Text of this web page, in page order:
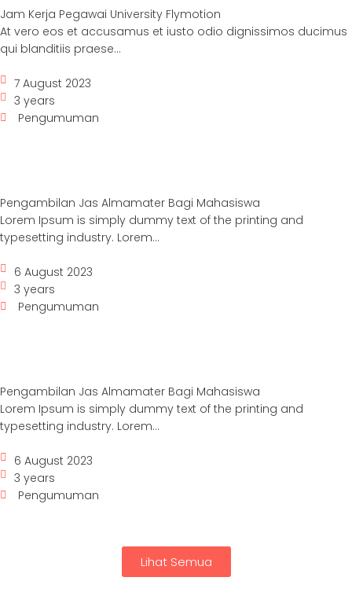
Jam Kerja Pegawai University Flymotion
At vero eos et accusamus et iusto odio dignissimos ducimus
qui blanditiis praese...
7 August 2023
3 years
Pengumuman
Pengambilan Jas Almamater Bagi Mahasiswa
Lorem Ipsum is simply dummy text of the printing and
typesetting industry. Lorem...
6 August 2023
3 years
Pengumuman
Pengambilan Jas Almamater Bagi Mahasiswa
Lorem Ipsum is simply dummy text of the printing and
typesetting industry. Lorem...
6 August 2023
3 years
Pengumuman
Lihat Semua